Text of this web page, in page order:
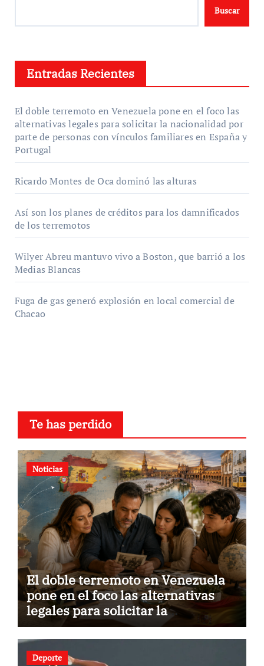
Buscar
Entradas Recientes
El doble terremoto en Venezuela pone en el foco las
alternativas legales para solicitar la nacionalidad por
parte de personas con vínculos familiares en España y
Portugal
Ricardo Montes de Oca dominó las alturas
Así son los planes de créditos para los damnificados
de los terremotos
Wilyer Abreu mantuvo vivo a Boston, que barrió a los
Medias Blancas
Fuga de gas generó explosión en local comercial de
Chacao
Te has perdido
Noticias
El doble terremoto en Venezuela
pone en el foco las alternativas
legales para solicitar la
nacionalidad por parte de
personas con vínculos familiares
en España y Portugal
Deporte